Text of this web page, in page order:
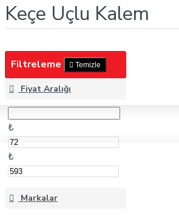
Keçe Uçlu Kalem
Filtreleme Temizle
Fiyat Aralığı
₺
₺
Markalar